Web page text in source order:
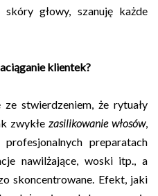
głowy, szanuję każde
klientek?
stwierdzeniem, że rytuały
zwykłezasilikowanie włosów,
preparatach
nawilżające, woski itp., a
skoncentrowane. Efekt, jaki